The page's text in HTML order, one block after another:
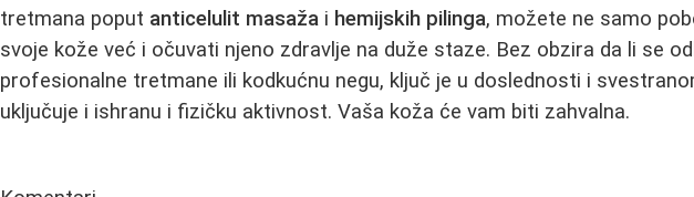
tretmana poput anticelulit masaža i hemijskih pilinga, možete ne samo
svoje kože već i očuvati njeno zdravlje na duže staze. Bez obzira da li se
profesionalne tretmane ili kodkućnu negu, ključ je u doslednosti i
uključuje i ishranu i fizičku aktivnost. Vaša koža će vam biti zahvalna.